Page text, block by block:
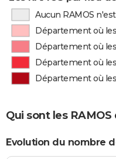
Aucun RAMOS
Département où
Département où
Département où
Département où
Qui sont les
Evolution du nombre